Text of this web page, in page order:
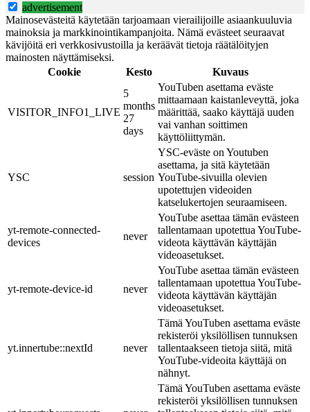
advertisement
Mainosevästeitä käytetään tarjoamaan vierailijoille asiaankuuluvia
mainoksia ja markkinointikampanjoita. Nämä evästeet seuraavat
kävijöitä eri verkkosivustoilla ja keräävät tietoja räätälöityjen
mainosten näyttämiseksi.
Cookie
Kesto Kuvaus
VISITOR_INFO1_LIVE
5
months
27
days
YouTuben asettama eväste
mittaamaan kaistanleveyttä, joka
määrittää, saako käyttäjä uuden
vai vanhan soittimen
käyttöliittymän.
YSC session
YSC-eväste on Youtuben
asettama, ja sitä käytetään
YouTube-sivuilla olevien
upotettujen videoiden
katselukertojen seuraamiseen.
yt-remote-connected-
devices
never
YouTube asettaa tämän evästeen
tallentamaan upotettua YouTube-
videota käyttävän käyttäjän
videoasetukset.
yt-remote-device-id never
YouTube asettaa tämän evästeen
tallentamaan upotettua YouTube-
videota käyttävän käyttäjän
videoasetukset.
yt.innertube::nextId never
Tämä YouTuben asettama eväste
rekisteröi yksilöllisen tunnuksen
tallentaakseen tietoja siitä, mitä
YouTube-videoita käyttäjä on
nähnyt.
Tämä YouTuben asettama eväste
rekisteröi yksilöllisen tunnuksen